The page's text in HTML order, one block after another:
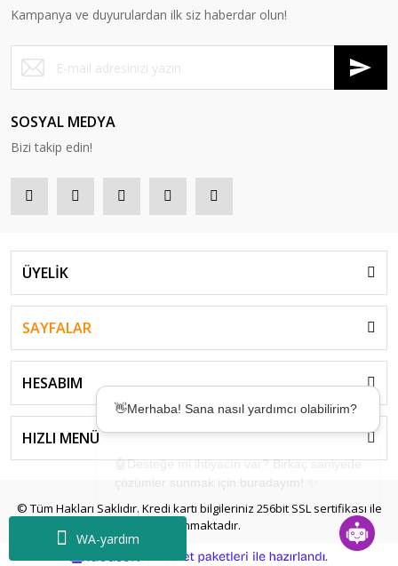
WA-yardım
Kampanya ve duyurulardan ilk siz haberdar olun!
SOSYAL MEDYA
Bizi takip edin!
ÜYELİK
SAYFALAR
HESABIM
HIZLI MENÜ
© Tüm Hakları Saklıdır. Kredi kartı bilgileriniz 256bit SSL sertifikası ile
korunmaktadır.
e-
👋Merhaba! Sana nasıl yardımcı olabilirim?
🤖Desteğe mi ihtiyacın var? Birkaç saniyede
çözümler sunmak için buradayım! ✨